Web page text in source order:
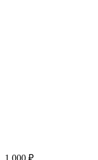
1 000 ₽